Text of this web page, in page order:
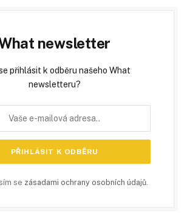
newsletter
přihlásit k odběru našeho What
newsletteru?
se zásadami ochrany osobních údajů